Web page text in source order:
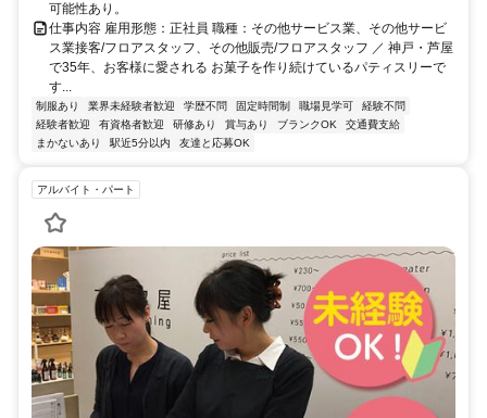
可能性あり。
仕事内容 雇用形態：正社員 職種：その他サービス業、その他サービ
ス業接客/フロアスタッフ、その他販売/フロアスタッフ ／ 神戸・芦屋
で35年、お客様に愛される お菓子を作り続けているパティスリーで
す...
制服あり 業界未経験者歓迎 学歴不問 固定時間制 職場見学可
経験不問
経験者歓迎
有資格者歓迎 研修あり 賞与あり ブランクOK
交通費支給
まかないあり
駅近5分以内 友達と応募OK
アルバイト・パート